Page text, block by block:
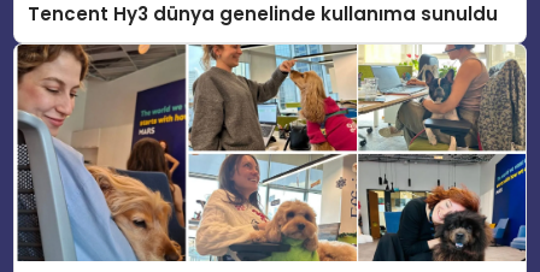
Tencent Hy3 dünya genelinde kullanıma sunuldu